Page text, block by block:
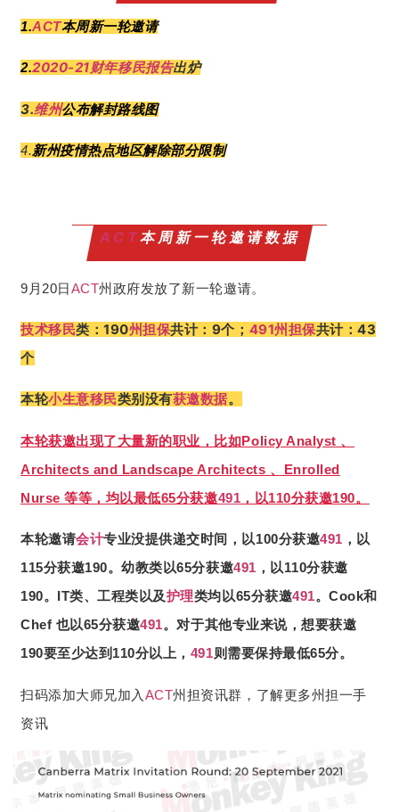
1.ACT本周新一轮邀请
2.2020-21财年移民报告出炉
3.维州公布解封路线图
4.新州疫情热点地区解除部分限制
ACT本周新一轮邀请数据
9月20日ACT州政府发放了新一轮邀请。
技术移民类：190州担保共计：9个； 491州担保共计：43
个
本轮小生意移民类别没有获邀数据。
本轮获邀出现了大量新的职业，比如Policy Analyst 、
Architects and Landscape Architects 、Enrolled
Nurse 等等，均以最低65分获邀491 ，以110分获邀190。
本轮邀请会计专业没提供递交时间，以100分获邀491 ，以
115分获邀190。幼教类以65分获邀491 ，以110分获邀
190。IT类、工程类以及护理类均以65分获邀491。Cook和
Chef 也以65分获邀491。对于其他专业来说，想要获邀
190要至少达到110分以上， 491则需要保持最低65分。
扫码添加大师兄加入 ACT州担资讯群，了解更多州担一手
资讯